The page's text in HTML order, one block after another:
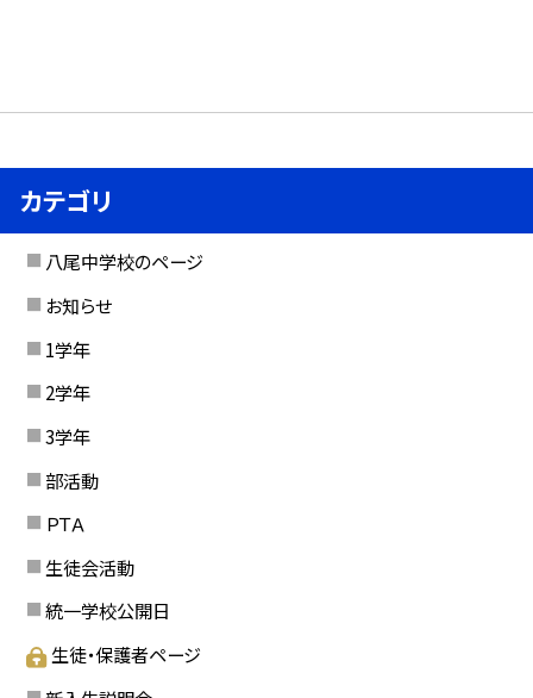
カテゴリ
八尾中学校のページ
お知らせ
1学年
2学年
3学年
部活動
ＰＴＡ
生徒会活動
統一学校公開日
生徒・保護者ページ